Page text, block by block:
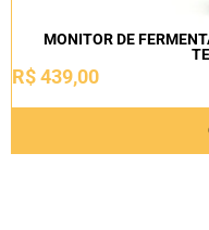
MONITOR DE
R$439,00